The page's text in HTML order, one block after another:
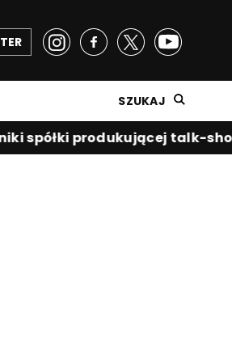
SZUKAJ
produkującej talk-show